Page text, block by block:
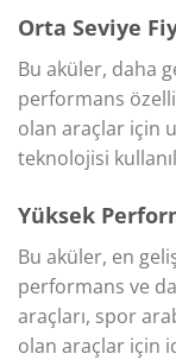
Orta Seviye
Bu aküler, daha
performans
olan araçlar için
teknolojisi
Yüksek
Bu aküler, en
performans ve
araçları, spor
olan araçlar için